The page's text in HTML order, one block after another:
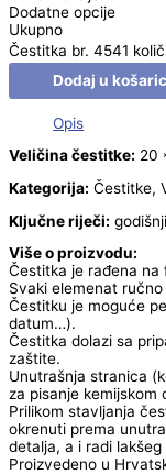
Dodatne opcije
Ukupno
Čestitka br. 4541
Dodaj u
Opis
Veličina čestitke: 20
Kategorija: Čestitke,
Ključne riječi:
Više o proizvodu:
Čestitka je rađena
Svaki elemenat
Čestitku je moguće
datum…).
Čestitka dolazi sa
zaštite.
Unutrašnja stranica
za pisanje kemijskom
Prilikom stavljanja
okrenuti prema
detalja, a i radi
Proizvedeno u